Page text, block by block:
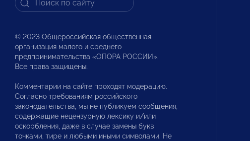
© 2023 Общероссийская общественная
организация малого и среднего
предпринимательства «ОПОРА РОССИИ».
Все права защищены.
Комментарии на сайте проходят модерацию.
Согласно требованиям российского
законодательства, мы не публикуем сообщения,
содержащие нецензурную лексику и/или
оскорбления, даже в случае замены букв
точками, тире и любыми иными символами. Не